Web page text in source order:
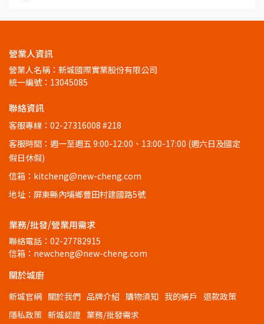
營業人資訊
營業人名稱：新城國際實業股份有限公司
統一編號：13045085
聯絡資訊
客服專線：02-27316008 #218
客服時間：週一至週五 9:00-12:00、13:00-17:00 (週六日及國定
假日休假)
信箱：kitcheng@new-cheng.com
地址：屏東縣內埔鄉豐田村建國路5號
業務/批發/營業用需求
聯絡電話：02-27782915
信箱：newcheng@new-cheng.com
關於城廚
新城官網 關於我們 品牌介紹 購物須知 我的帳戶
退款政策
隱私政策 新城認證 業務/批發需求